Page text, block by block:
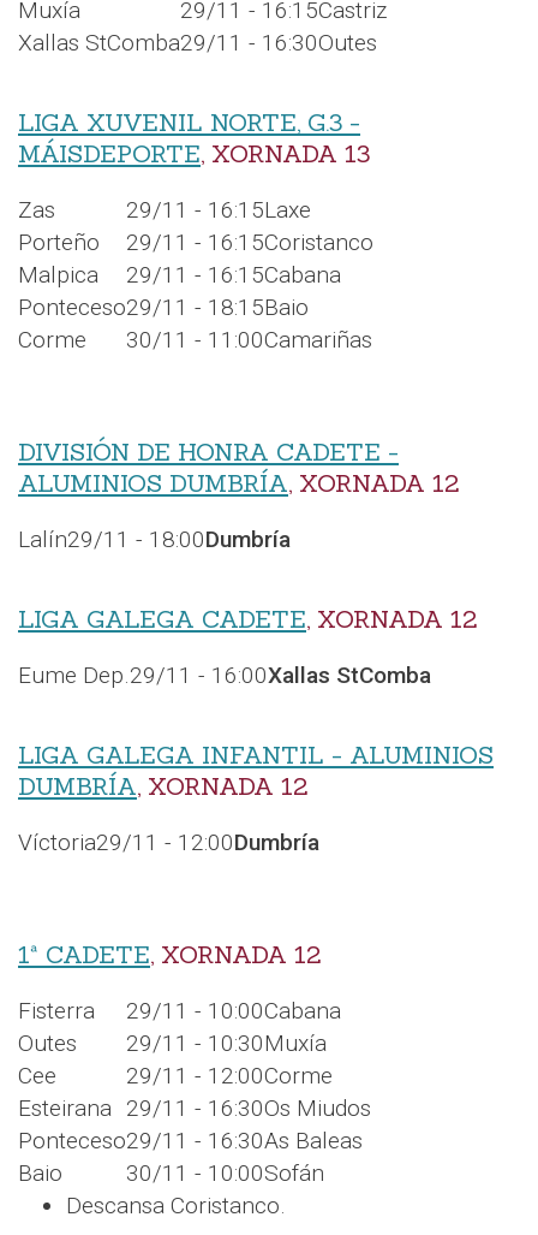
Muxía
29/11 - 16:15Castriz
Xallas StComba29/11 - 16:30Outes
LIGA XUVENIL NORTE, G.3 -
MÁISDEPORTE, XORNADA 13
Zas 29/11 - 16:15Laxe
Porteño
29/11 - 16:15Coristanco
Malpica
29/11 - 16:15Cabana
Ponteceso29/11 - 18:15Baio
Corme
30/11 - 11:00Camariñas
DIVISIÓN DE HONRA CADETE -
ALUMINIOS DUMBRÍA, XORNADA 12
Lalín29/11 - 18:00Dumbría
LIGA GALEGA CADETE, XORNADA 12
Eume Dep. 29/11 - 16:00Xallas StComba
LIGA GALEGA INFANTIL - ALUMINIOS
DUMBRÍA, XORNADA 12
Víctoria29/11 - 12:00Dumbría
1ª CADETE, XORNADA 12
Fisterra 29/11 - 10:00Cabana
Outes
29/11 - 10:30Muxía
Cee
29/11 - 12:00Corme
Esteirana
29/11 - 16:30Os Miudos
Ponteceso29/11 - 16:30As Baleas
Baio
30/11 - 10:00Sofán
Descansa Coristanco.